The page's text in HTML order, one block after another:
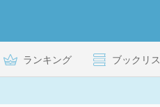
ランキング ブックリ